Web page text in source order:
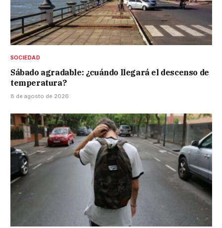
SOCIEDAD
Sábado agradable: ¿cuándo llegará el descenso de
temperatura?
8 de agosto de 2026